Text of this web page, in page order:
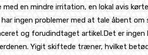
en mindre irritation, en lokal avis
ingen problemer med at tale åbent
og forudindtaget artikel.Det er
Yigit skiftede træner, hvilket